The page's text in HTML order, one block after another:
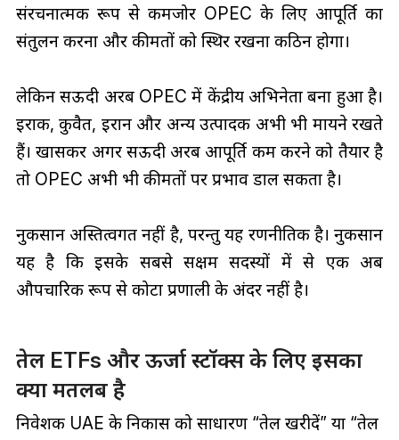
संरचनात्मक रूप से कमजोर OPEC के लिए आपूर्ति का
संतुलन करना और कीमतों को स्थिर रखना कठिन होगा।
लेकिन सऊदी अरब OPEC में केंद्रीय अभिनेता बना हुआ है।
इराक, कुवैत, ईरान और अन्य उत्पादक अभी भी मायने रखते
हैं। खासकर अगर सऊदी अरब आपूर्ति कम करने को तैयार है
तो OPEC अभी भी कीमतों पर प्रभाव डाल सकता है।
नुकसान अस्तित्वगत नहीं है, परन्तु यह रणनीतिक है। नुकसान
यह है कि इसके सबसे सक्षम सदस्यों में से एक अब
औपचारिक रूप से कोटा प्रणाली के अंदर नहीं है।
तेल ETFs और ऊर्जा स्टॉक्स के लिए इसका
क्या मतलब है
निवेशक UAE के निकास को साधारण “तेल खरीदें” या “तेल